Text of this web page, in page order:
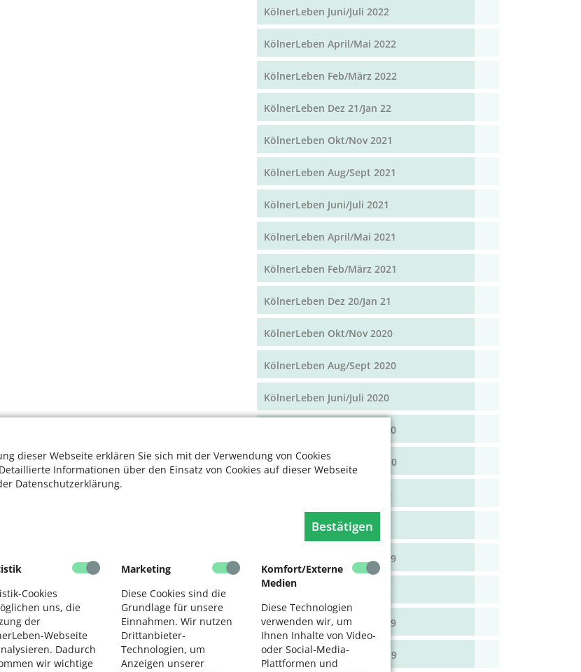
dieser Webseite erklären Sie sich mit der Verwendung von Cookies
Informationen über den Einsatz von Cookies auf dieser Webseite
Datenschutzerklärung.
Bestätigen
Cookies
uns, die
der
Webseite
Dadurch
wir wichtige
Marketing
Diese Cookies sind die
Grundlage für unsere
Einnahmen. Wir nutzen
Drittanbieter-
Technologien, um
Anzeigen unserer
Komfort/Externe
Medien
Diese Technologien
verwenden wir, um
Ihnen Inhalte von Video-
oder Social-Media-
Plattformen und
KölnerLeben Juni/Juli 2022
KölnerLeben April/Mai 2022
KölnerLeben Feb/März 2022
KölnerLeben Dez 21/Jan 22
KölnerLeben Okt/Nov 2021
KölnerLeben Aug/Sept 2021
KölnerLeben Juni/Juli 2021
KölnerLeben April/Mai 2021
KölnerLeben Feb/März 2021
KölnerLeben Dez 20/Jan 21
KölnerLeben Okt/Nov 2020
KölnerLeben Aug/Sept 2020
KölnerLeben Juni/Juli 2020
KölnerLeben April/Mai 2020
KölnerLeben Feb/März 2020
KölnerLeben Dez 19/Jan 20
KölnerLeben Okt/Nov 19
KölnerLeben Aug/Sept 2019
KölnerLeben Juni/Juli 2019
KölnerLeben April/Mai 2019
KölnerLeben Feb/März 2019